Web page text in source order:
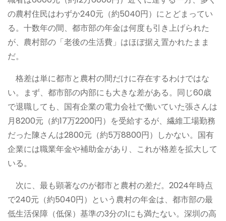
の農村住民はわずか240元（約5040円）にとどまってい
る。十数年の間、都市部の年金は何度も引き上げられた
が、農村部の「老後の生活費」はほぼ据え置かれたまま
だ。
格差は単に都市と農村の間だけに存在するわけではな
い。まず、都市部の内部にも大きな差がある。同じ60歳
で退職しても、国有企業の電力会社で働いていた張さんは
月8200元（約17万2200円）を受給するが、繊維工場勤務
だった陳さんは2800元（約5万8800円）しかない。国有
企業には職業年金や補助金があり、これが格差を拡大して
いる。
次に、最も顕著なのが都市と農村の差だ。2024年時点
で240元（約5040円）という農村の年金は、都市部の最
低生活保障（低保）基準の3分の1にも満たない。深圳の高